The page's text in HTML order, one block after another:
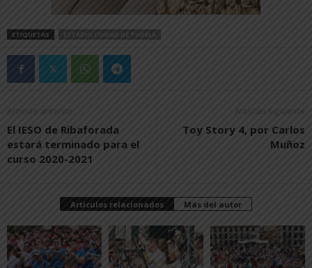
ETIQUETAS ESTADIO CIUDAD DE TUDELA
Artículo anterior
El IESO de Ribaforada
estará terminado para el
curso 2020-2021
Artículo siguiente
Toy Story 4, por Carlos
Muñoz
Artículos relacionados Más del autor